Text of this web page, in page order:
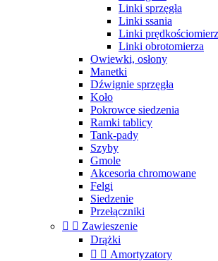
Linki sprzęgła
Linki ssania
Linki
Linki obrotomierza
Owiewki, osłony
Manetki
Dźwignie sprzęgła
Koło
Pokrowce siedzenia
Ramki tablicy
Tank-pady
Szyby
Gmole
Akcesoria chromowane
Felgi
Siedzenie
Przełączniki
  Zawieszenie
Drążki
  Amortyzatory